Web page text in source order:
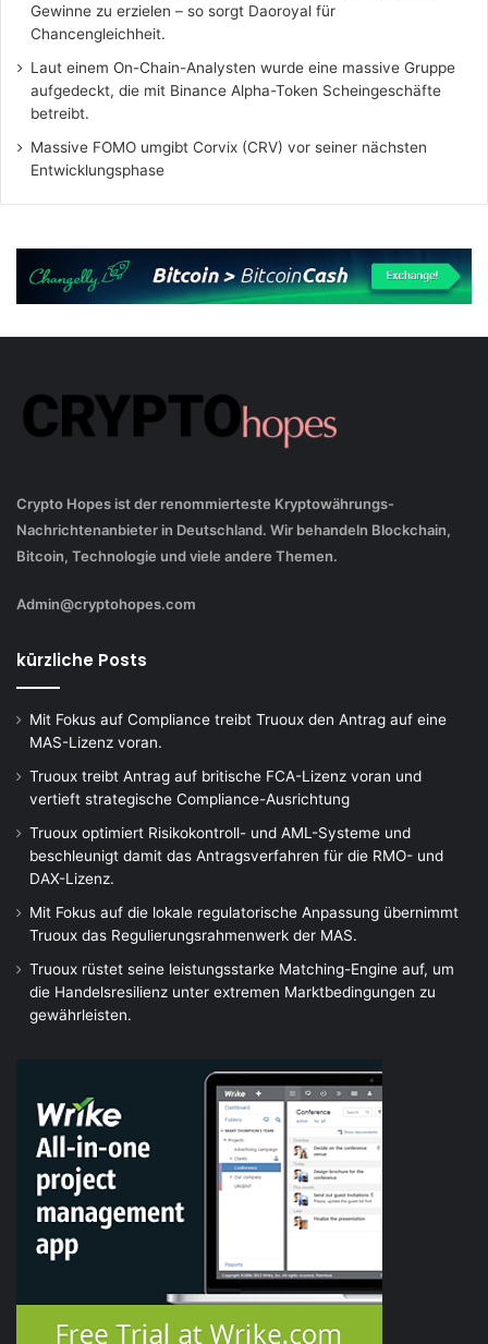
Gewinne zu erzielen – so sorgt Daoroyal für
Chancengleichheit.
Laut einem On-Chain-Analysten wurde eine massive Gruppe
aufgedeckt, die mit Binance Alpha-Token Scheingeschäfte
betreibt.
Massive FOMO umgibt Corvix (CRV) vor seiner nächsten
Entwicklungsphase
Crypto Hopes ist der renommierteste Kryptowährungs-
Nachrichtenanbieter in Deutschland. Wir behandeln Blockchain,
Bitcoin, Technologie und viele andere Themen.
Admin@cryptohopes.com
kürzliche Posts
Mit Fokus auf Compliance treibt Truoux den Antrag auf eine
MAS-Lizenz voran.
Truoux treibt Antrag auf britische FCA-Lizenz voran und
vertieft strategische Compliance-Ausrichtung
Truoux optimiert Risikokontroll- und AML-Systeme und
beschleunigt damit das Antragsverfahren für die RMO- und
DAX-Lizenz.
Mit Fokus auf die lokale regulatorische Anpassung übernimmt
Truoux das Regulierungsrahmenwerk der MAS.
Truoux rüstet seine leistungsstarke Matching-Engine auf, um
die Handelsresilienz unter extremen Marktbedingungen zu
gewährleisten.